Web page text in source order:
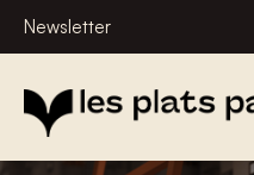
Newsletter